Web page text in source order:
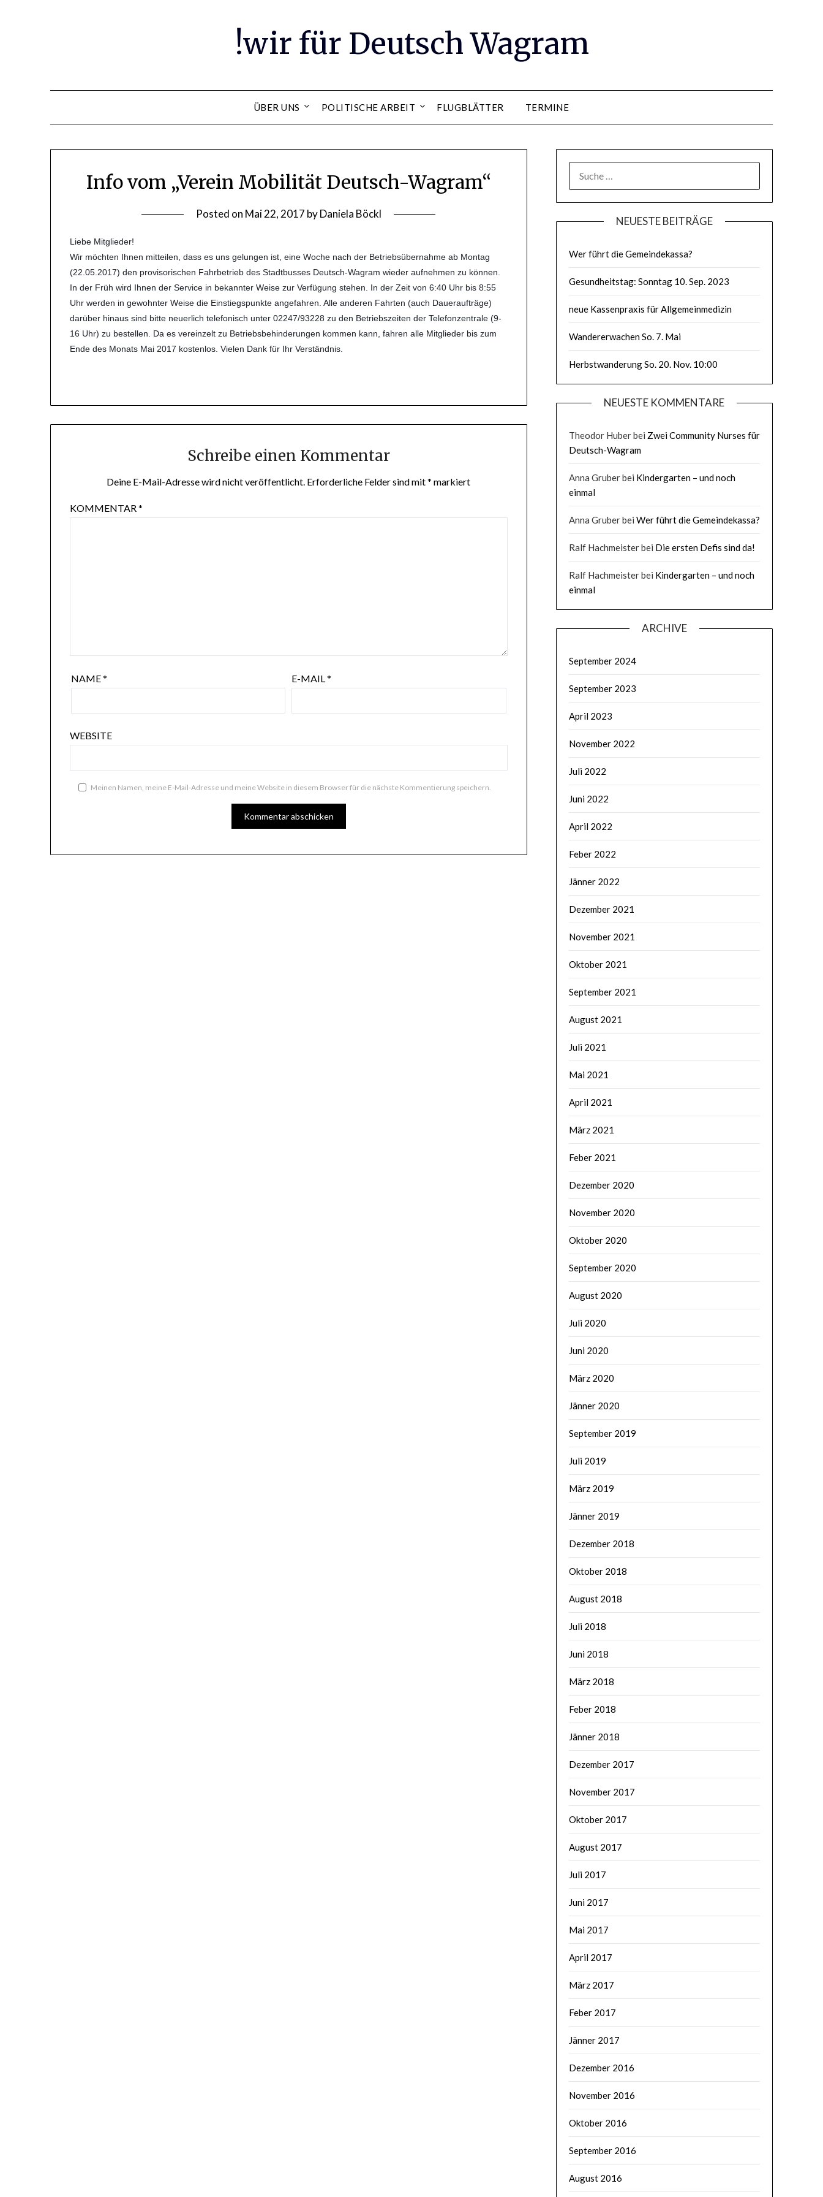
!wir für Deutsch Wagram
ÜBER UNS POLITISCHE ARBEIT FLUGBLÄTTER TERMINE
Info vom „Verein Mobilität Deutsch-Wagram“
Posted on Mai 22, 2017 byDaniela Böckl
Liebe Mitglieder!
Wir möchten Ihnen mitteilen, dass es uns gelungen ist, eine Woche nach der Betriebsübernahme ab Montag
(22.05.2017) den provisorischen Fahrbetrieb des Stadtbusses Deutsch-Wagram wieder aufnehmen zu können.
In der Früh wird Ihnen der Service in bekannter Weise zur Verfügung stehen. In der Zeit von 6:40 Uhr bis 8:55
Uhr werden in gewohnter Weise die Einstiegspunkte angefahren. Alle anderen Fahrten (auch Daueraufträge)
darüber hinaus sind bitte neuerlich telefonisch unter 02247/93228 zu den Betriebszeiten der Telefonzentrale (9-
16 Uhr) zu bestellen. Da es vereinzelt zu Betriebsbehinderungen kommen kann, fahren alle Mitglieder bis zum
Ende des Monats Mai 2017 kostenlos. Vielen Dank für Ihr Verständnis.
Schreibe einen Kommentar
Deine E-Mail-Adresse wird nicht veröffentlicht. Erforderliche Felder sind mit* markiert
KOMMENTAR*
NAME* E-MAIL*
WEBSITE
Meinen Namen, meine E-Mail-Adresse und meine Website in diesem Browser für die nächste Kommentierung speichern.
NACH:
NEUESTE BEITRÄGE
Wer führt die Gemeindekassa?
Gesundheitstag: Sonntag 10. Sep. 2023
neue Kassenpraxis für Allgemeinmedizin
Wandererwachen So. 7. Mai
Herbstwanderung So. 20. Nov. 10:00
NEUESTE KOMMENTARE
Theodor Huberbei Zwei Community Nurses für
Deutsch-Wagram
Anna Gruberbei Kindergarten – und noch
einmal
Anna Gruberbei Wer führt die Gemeindekassa?
Ralf Hachmeisterbei Die ersten Defis sind da!
Ralf Hachmeisterbei Kindergarten – und noch
einmal
ARCHIVE
September 2024
September 2023
April 2023
November 2022
Juli 2022
Juni 2022
April 2022
Feber 2022
Jänner 2022
Dezember 2021
November 2021
Oktober 2021
September 2021
August 2021
Juli 2021
Mai 2021
April 2021
März 2021
Feber 2021
Dezember 2020
November 2020
Oktober 2020
September 2020
August 2020
Juli 2020
Juni 2020
März 2020
Jänner 2020
September 2019
Juli 2019
März 2019
Jänner 2019
Dezember 2018
Oktober 2018
August 2018
Juli 2018
Juni 2018
März 2018
Feber 2018
Jänner 2018
Dezember 2017
November 2017
Oktober 2017
August 2017
Juli 2017
Juni 2017
Mai 2017
April 2017
März 2017
Feber 2017
Jänner 2017
Dezember 2016
November 2016
Oktober 2016
September 2016
August 2016